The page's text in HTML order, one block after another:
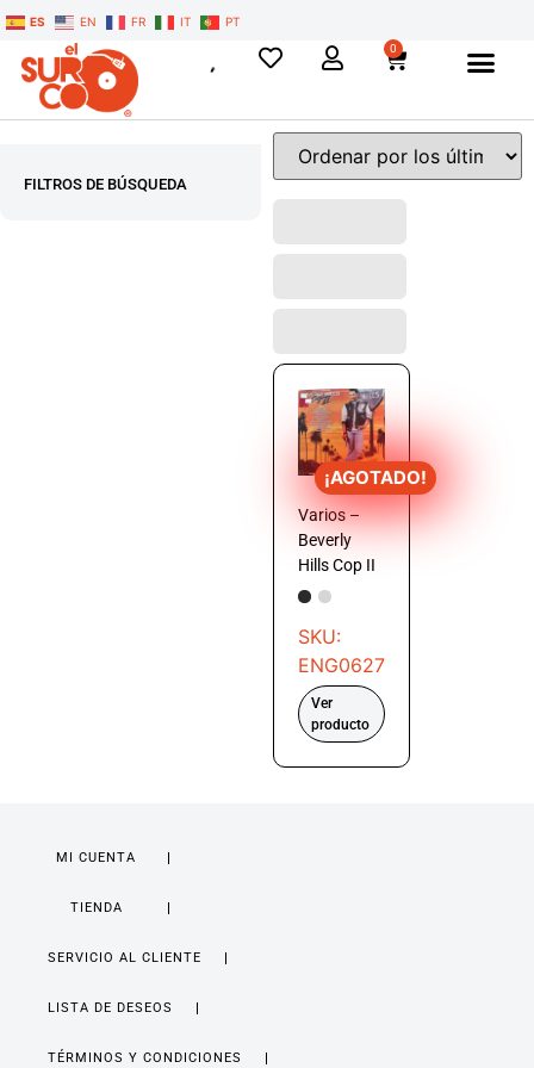
ES EN FR IT PT
0
FILTROS DE BÚSQUEDA
¡AGOTADO!
Varios –
Beverly
Hills Cop II
SKU:
ENG0627
Ver
producto
MI CUENTA
TIENDA
SERVICIO AL CLIENTE
LISTA DE DESEOS
TÉRMINOS Y CONDICIONES